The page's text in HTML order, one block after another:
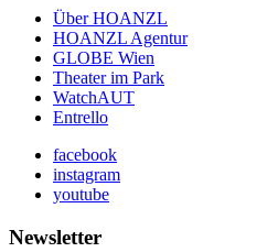
Über HOANZL
HOANZL Agentur
GLOBE Wien
Theater im Park
WatchAUT
Entrello
facebook
instagram
youtube
Newsletter